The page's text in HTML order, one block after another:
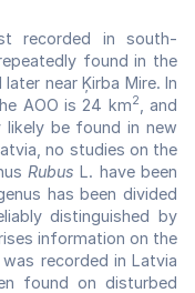
recorded in south-
found in the
near Ķirba Mire. In
AOO is 24 km2
, and
likely be found in new
no studies on the
Rubus L. have been
has been divided
distinguished by
information on the
recorded in Latvia
found on disturbed